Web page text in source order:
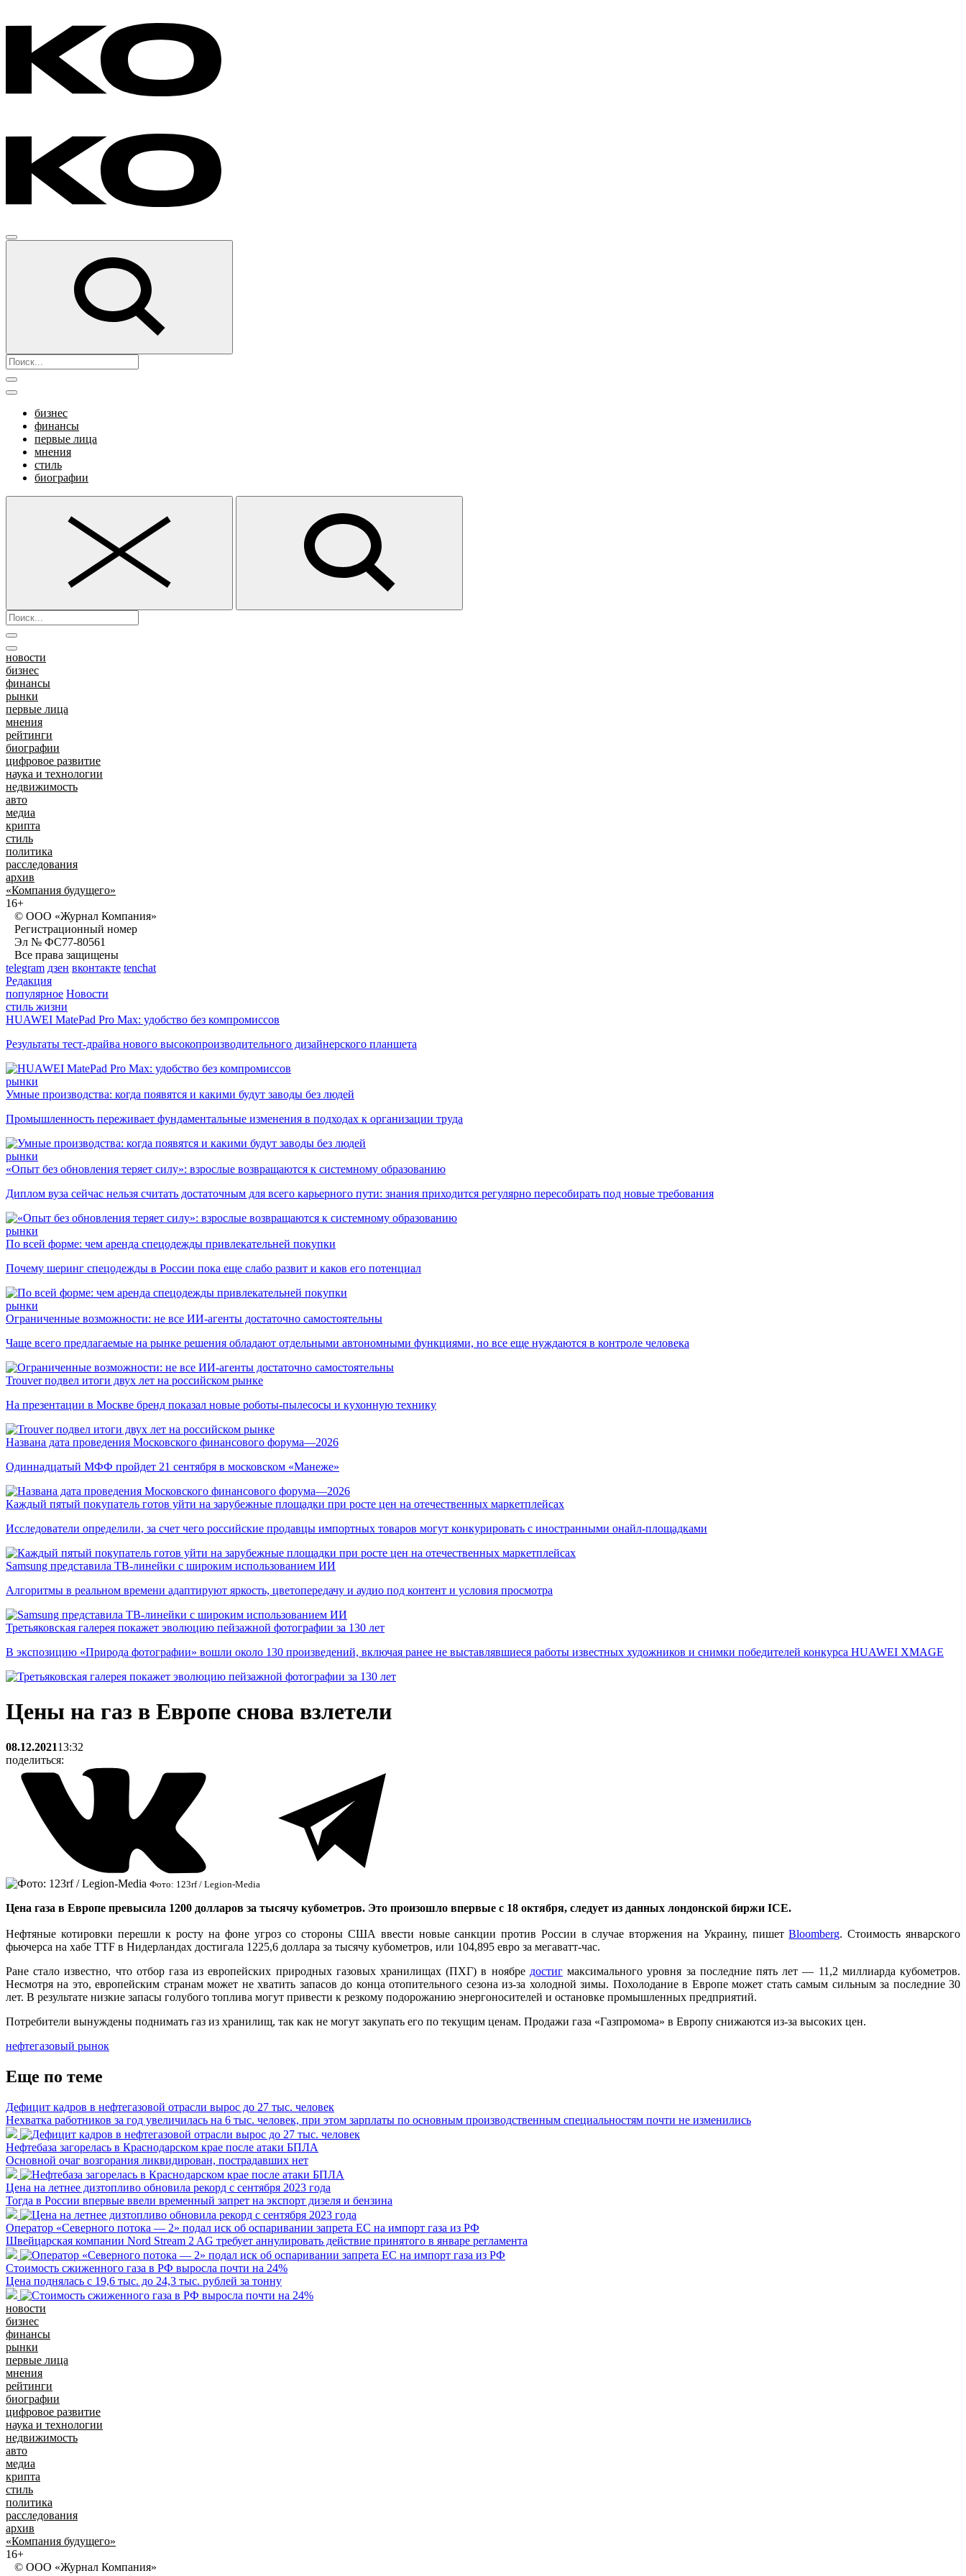
бизнес
финансы
первые лица
мнения
стиль
биографии
новости
бизнес
финансы
рынки
первые лица
мнения
рейтинги
биографии
цифровое развитие
наука и технологии
недвижимость
авто
медиа
крипта
стиль
политика
расследования
архив
«Компания будущего»
16+
© ООО «Журнал Компания»
Регистрационный номер
Эл № ФС77-80561
Все права защищены
telegram дзен вконтакте tenchat
Редакция
популярное Новости
стиль жизни
HUAWEI MatePad Pro Max: удобство без компромиссов
Результаты тест-драйва нового высокопроизводительного дизайнерского планшета
рынки
Умные производства: когда появятся и какими будут заводы без людей
Промышленность переживает фундаментальные изменения в подходах к организации труда
рынки
«Опыт без обновления теряет силу»: взрослые возвращаются к системному образованию
Диплом вуза сейчас нельзя считать достаточным для всего карьерного пути: знания приходится регулярно пересобирать под новые требования
рынки
По всей форме: чем аренда спецодежды привлекательней покупки
Почему шеринг спецодежды в России пока еще слабо развит и каков его потенциал
рынки
Ограниченные возможности: не все ИИ-агенты достаточно самостоятельны
Чаще всего предлагаемые на рынке решения обладают отдельными автономными функциями, но все еще нуждаются в контроле человека
Trouver подвел итоги двух лет на российском рынке
На презентации в Москве бренд показал новые роботы-пылесосы и кухонную технику
Названа дата проведения Московского финансового форума—2026
Одиннадцатый МФФ пройдет 21 сентября в московском «Манеже»
Каждый пятый покупатель готов уйти на зарубежные площадки при росте цен на отечественных маркетплейсах
Исследователи определили, за счет чего российские продавцы импортных товаров могут конкурировать с иностранными онайл-площадками
Samsung представила ТВ-линейки с широким использованием ИИ
Алгоритмы в реальном времени адаптируют яркость, цветопередачу и аудио под контент и условия просмотра
Третьяковская галерея покажет эволюцию пейзажной фотографии за 130 лет
В экспозицию «Природа фотографии» вошли около 130 произведений, включая ранее не выставлявшиеся работы известных художников и снимки победителей конкурса HUAWEI XMAGE
Цены на газ в Европе снова взлетели
08.12.202113:32
поделиться:
Фото: 123rf / Legion-Media
Цена газа в Европе превысила 1200 долларов за тысячу кубометров. Это произошло впервые с 18 октября, следует из данных лондонской биржи ICE.
Нефтяные котировки перешли к росту на фоне угроз со стороны США ввести новые санкции против России в случае вторжения на Украину, пишетBloomberg. Стоимость январского
фьючерса на хабе TTF в Нидерландах достигала 1225,6 доллара за тысячу кубометров, или 104,895 евро за мегаватт-час.
Ране стало известно, что отбор газа из европейских природных газовых хранилищах (ПХГ) в ноябре достигмаксимального уровня за последние пять лет — 11,2 миллиарда кубометров.
Несмотря на это, европейским странам может не хватить запасов до конца отопительного сезона из-за холодной зимы. Похолодание в Европе может стать самым сильным за последние 30
лет. В результате низкие запасы голубого топлива могут привести к резкому подорожанию энергоносителей и остановке промышленных предприятий.
Потребители вынуждены поднимать газ из хранилищ, так как не могут закупать его по текущим ценам. Продажи газа «Газпромома» в Европу снижаются из-за высоких цен.
нефтегазовый рынок
Еще по теме
Дефицит кадров в нефтегазовой отрасли вырос до 27 тыс. человек
Нехватка работников за год увеличилась на 6 тыс. человек, при этом зарплаты по основным производственным специальностям почти не изменились
Нефтебаза загорелась в Краснодарском крае после атаки БПЛА
Основной очаг возгорания ликвидирован, пострадавших нет
Цена на летнее дизтопливо обновила рекорд с сентября 2023 года
Тогда в России впервые ввели временный запрет на экспорт дизеля и бензина
Оператор «Северного потока — 2» подал иск об оспаривании запрета ЕС на импорт газа из РФ
Швейцарская компании Nord Stream 2 AG требует аннулировать действие принятого в январе регламента
Стоимость сжиженного газа в РФ выросла почти на 24%
Цена поднялась с 19,6 тыс. до 24,3 тыс. рублей за тонну
новости
бизнес
финансы
рынки
первые лица
мнения
рейтинги
биографии
цифровое развитие
наука и технологии
недвижимость
авто
медиа
крипта
стиль
политика
расследования
архив
«Компания будущего»
16+
© ООО «Журнал Компания»